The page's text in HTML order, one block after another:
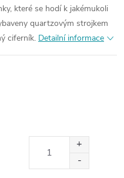
které se hodí k jakémukoli
quartzovým strojkem
ciferník. Detailní informace